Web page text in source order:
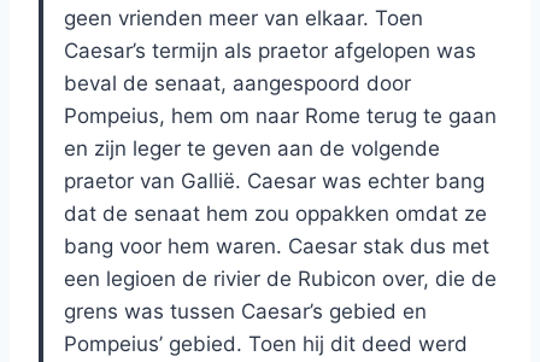
geen vrienden meer van elkaar. Toen
Caesar’s termijn als praetor afgelopen was
beval de senaat, aangespoord door
Pompeius, hem om naar Rome terug te gaan
en zijn leger te geven aan de volgende
praetor van Gallië. Caesar was echter bang
dat de senaat hem zou oppakken omdat ze
bang voor hem waren. Caesar stak dus met
een legioen de rivier de Rubicon over, die de
grens was tussen Caesar’s gebied en
Pompeius’ gebied. Toen hij dit deed werd